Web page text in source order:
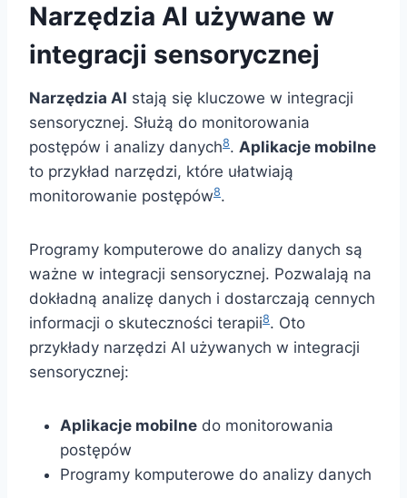
Narzędzia AI używane w
integracji sensorycznej
Narzędzia AI stają się kluczowe w integracji
sensorycznej. Służą do monitorowania
postępów i analizy danych8. Aplikacje mobilne
to przykład narzędzi, które ułatwiają
monitorowanie postępów8.
Programy komputerowe do analizy danych są
ważne w integracji sensorycznej. Pozwalają na
dokładną analizę danych i dostarczają cennych
informacji o skuteczności terapii8. Oto
przykłady narzędzi AI używanych w integracji
sensorycznej:
Aplikacje mobilne do monitorowania
postępów
Programy komputerowe do analizy danych